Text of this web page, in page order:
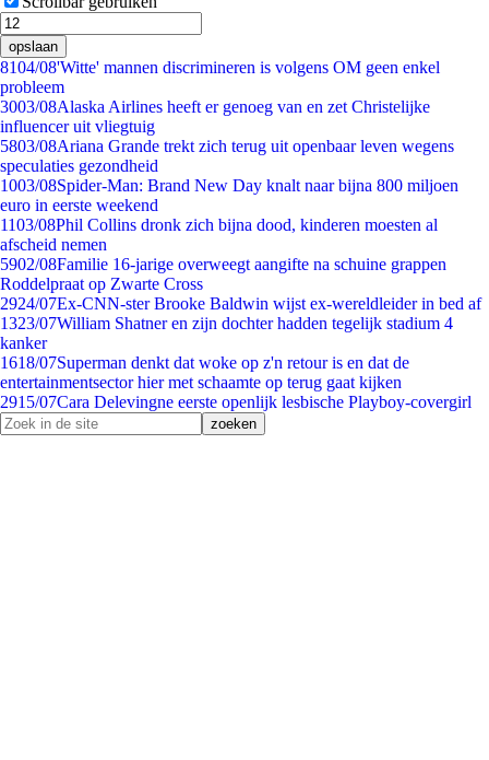
opslaan
8104/08'Witte' mannen discrimineren is volgens OM geen enkel
probleem
3003/08Alaska Airlines heeft er genoeg van en zet Christelijke
influencer uit vliegtuig
5803/08Ariana Grande trekt zich terug uit openbaar leven wegens
speculaties gezondheid
1003/08Spider-Man: Brand New Day knalt naar bijna 800 miljoen
euro in eerste weekend
1103/08Phil Collins dronk zich bijna dood, kinderen moesten al
afscheid nemen
5902/08Familie 16-jarige overweegt aangifte na schuine grappen
Roddelpraat op Zwarte Cross
2924/07Ex-CNN-ster Brooke Baldwin wijst ex-wereldleider in bed af
1323/07William Shatner en zijn dochter hadden tegelijk stadium 4
kanker
1618/07Superman denkt dat woke op z'n retour is en dat de
entertainmentsector hier met schaamte op terug gaat kijken
2915/07Cara Delevingne eerste openlijk lesbische Playboy-covergirl